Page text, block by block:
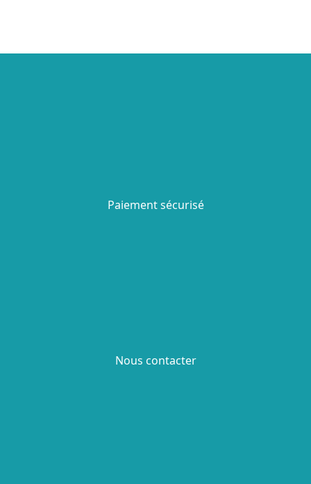
Paiement sécurisé
Nous contacter